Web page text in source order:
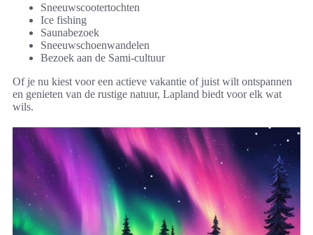
Sneeuwscootertochten
Ice fishing
Saunabezoek
Sneeuwschoenwandelen
Bezoek aan de Sami-cultuur
Of je nu kiest voor een actieve vakantie of juist wilt ontspannen
en genieten van de rustige natuur, Lapland biedt voor elk wat
wils.